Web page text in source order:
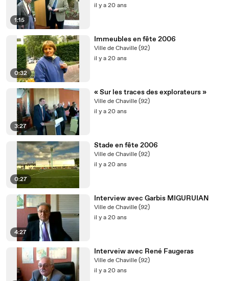
1:15
il y a 20 ans
0:32
Immeubles en fête 2006
Ville de Chaville (92)
il y a 20 ans
3:27
« Sur les traces des explorateurs »
Ville de Chaville (92)
il y a 20 ans
0:27
Stade en fête 2006
Ville de Chaville (92)
il y a 20 ans
4:27
Interview avec Garbis MIGURUIAN
Ville de Chaville (92)
il y a 20 ans
Interveiw avec René Faugeras
Ville de Chaville (92)
il y a 20 ans